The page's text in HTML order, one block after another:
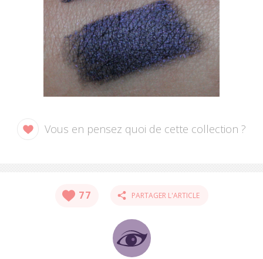
Vous en pensez quoi de cette collection ?
77
S'INSCRIRE
PARTAGER L'ARTICLE